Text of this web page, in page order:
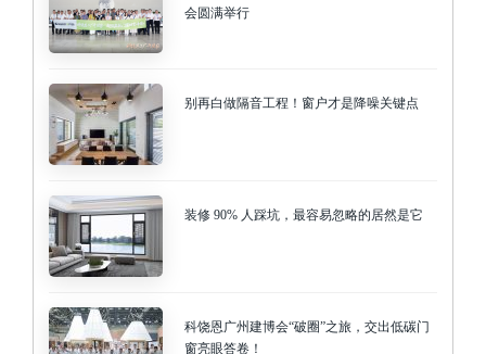
会圆满举行
别再白做隔音工程！窗户才是降噪关键点
装修 90% 人踩坑，最容易忽略的居然是它
科饶恩广州建博会“破圈”之旅，交出低碳门
窗亮眼答卷！